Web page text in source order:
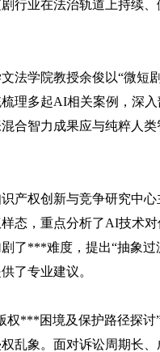
行业在法治轨道上持续
法学院教授余俊以“微短
理多起AI相关案例，深
合智力成果应与纯粹人
产权创新与竞争研究中
态，重点分析了AI技术
了***难度，提出“抽象
了专业建议。
权***困境及保护路径探
乱象。面对诉讼周期长